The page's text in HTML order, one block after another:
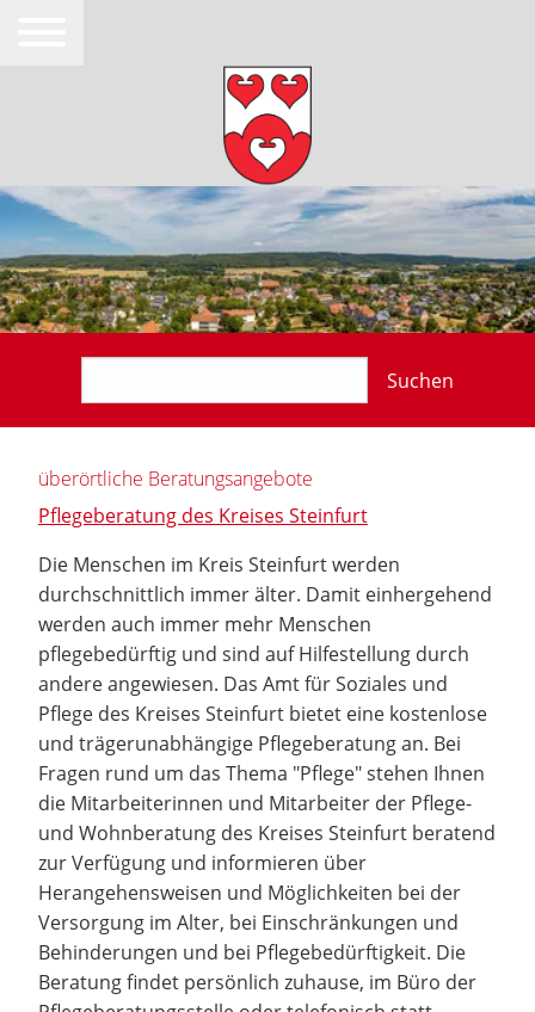
Suchen
überörtliche Beratungsangebote
Pflegeberatung des Kreises Steinfurt
Die Menschen im Kreis Steinfurt werden
durchschnittlich immer älter. Damit einhergehend
werden auch immer mehr Menschen
pflegebedürftig und sind auf Hilfestellung durch
andere angewiesen. Das Amt für Soziales und
Pflege des Kreises Steinfurt bietet eine kostenlose
und trägerunabhängige Pflegeberatung an. Bei
Fragen rund um das Thema "Pflege" stehen Ihnen
die Mitarbeiterinnen und Mitarbeiter der Pflege-
und Wohnberatung des Kreises Steinfurt beratend
zur Verfügung und informieren über
Herangehensweisen und Möglichkeiten bei der
Versorgung im Alter, bei Einschränkungen und
Behinderungen und bei Pflegebedürftigkeit. Die
Beratung findet persönlich zuhause, im Büro der